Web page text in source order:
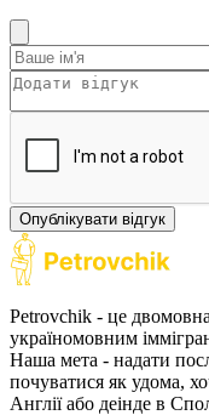
Опублікувати відгук
Petrovchik - це
україномовним
Наша мета - надати
почуватися як удома,
Англії або деінде в